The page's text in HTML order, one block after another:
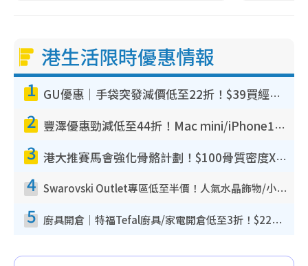
港生活限時優惠情報
1 GU優惠｜手袋突發減價低至22折！$39買經典波士頓包/餃子袋！飾物同步減價$29起！
2 豐澤優惠勁減低至44折！Mac mini/iPhone17Pro大減價！廚房家電$220起
3 港大推賽馬會強化骨骼計劃！$100骨質密度X光檢查 完成免費運動訓練送超市禮券！附參加資格
4 Swarovski Outlet專區低至半價！人氣水晶飾物/小擺設$138起！迪士尼款/水晶高跟鞋都有平
5 廚具開倉｜特福Tefal廚具/家電開倉低至3折！$220起買平底鍋/炒鑊/湯煲！電飯煲/吸塵機/燙斗$418起